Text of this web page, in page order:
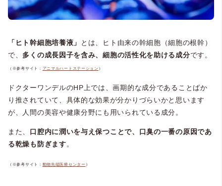
「ヒト幹細胞培養液」
とは、ヒト由来の幹細胞（細胞の根幹）
で、 多くの成長因子を含み、細胞の活性化を助ける成分です。
（※参考サイト： アニマルハートステーション ）
ドクターワンデルのHP上では、画期的な成分であることばか
り推されていて、具体的な効果が分かりづらいかと思います
が、人間の美容や健康分野にも用いられている成分。
また、 口腔内に潤いを与え保つことで、口臭の一番の原因であ
る乾燥も防ぎます。
（※参考サイト： 動物先端医療センター ）